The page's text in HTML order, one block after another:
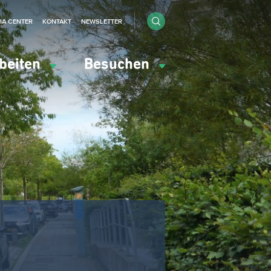
Besuchen
CENTER KONTAKT NEWSLETTER